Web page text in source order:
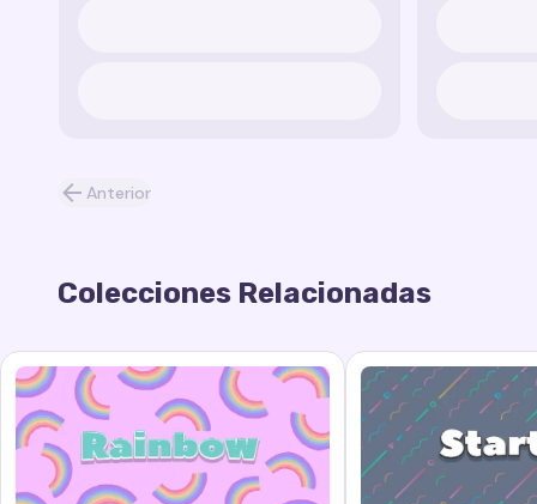
Anterior
Colecciones Relacionadas